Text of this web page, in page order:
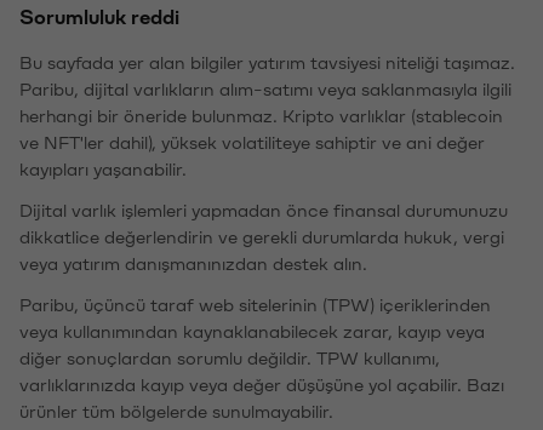
Sorumluluk reddi
Bu sayfada yer alan bilgiler yatırım tavsiyesi niteliği taşımaz.
Paribu, dijital varlıkların alım-satımı veya saklanmasıyla ilgili
herhangi bir öneride bulunmaz. Kripto varlıklar (stablecoin
ve NFT'ler dahil), yüksek volatiliteye sahiptir ve ani değer
kayıpları yaşanabilir.
Dijital varlık işlemleri yapmadan önce finansal durumunuzu
dikkatlice değerlendirin ve gerekli durumlarda hukuk, vergi
veya yatırım danışmanınızdan destek alın.
Paribu, üçüncü taraf web sitelerinin (TPW) içeriklerinden
veya kullanımından kaynaklanabilecek zarar, kayıp veya
diğer sonuçlardan sorumlu değildir. TPW kullanımı,
varlıklarınızda kayıp veya değer düşüşüne yol açabilir. Bazı
ürünler tüm bölgelerde sunulmayabilir.